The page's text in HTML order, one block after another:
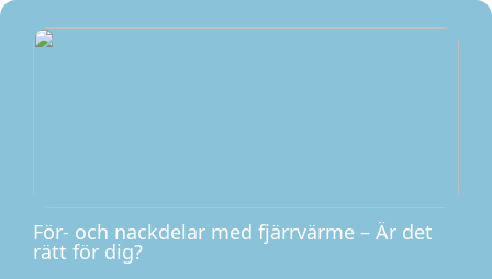
För- och nackdelar med fjärrvärme – Är det
rätt för dig?